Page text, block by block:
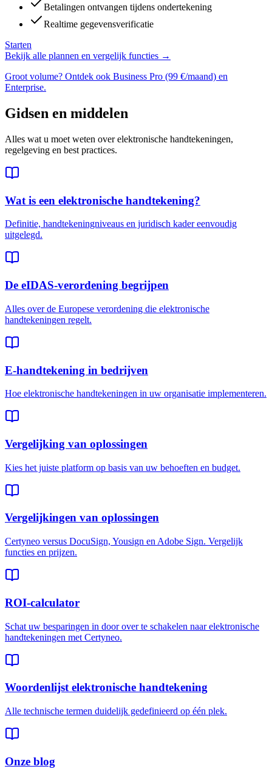
Betalingen ontvangen tijdens ondertekening
Realtime gegevensverificatie
Starten
Bekijk alle plannen en vergelijk functies →
Groot volume? Ontdek ook Business Pro (99 €/maand) en
Enterprise.
Gidsen en middelen
Alles wat u moet weten over elektronische handtekeningen,
regelgeving en best practices.
Wat is een elektronische handtekening?
Definitie, handtekeningniveaus en juridisch kader eenvoudig
uitgelegd.
De eIDAS-verordening begrijpen
Alles over de Europese verordening die elektronische
handtekeningen regelt.
E-handtekening in bedrijven
Hoe elektronische handtekeningen in uw organisatie implementeren.
Vergelijking van oplossingen
Kies het juiste platform op basis van uw behoeften en budget.
Vergelijkingen van oplossingen
Certyneo versus DocuSign, Yousign en Adobe Sign. Vergelijk
functies en prijzen.
ROI-calculator
Schat uw besparingen in door over te schakelen naar elektronische
handtekeningen met Certyneo.
Woordenlijst elektronische handtekening
Alle technische termen duidelijk gedefinieerd op één plek.
Onze blog